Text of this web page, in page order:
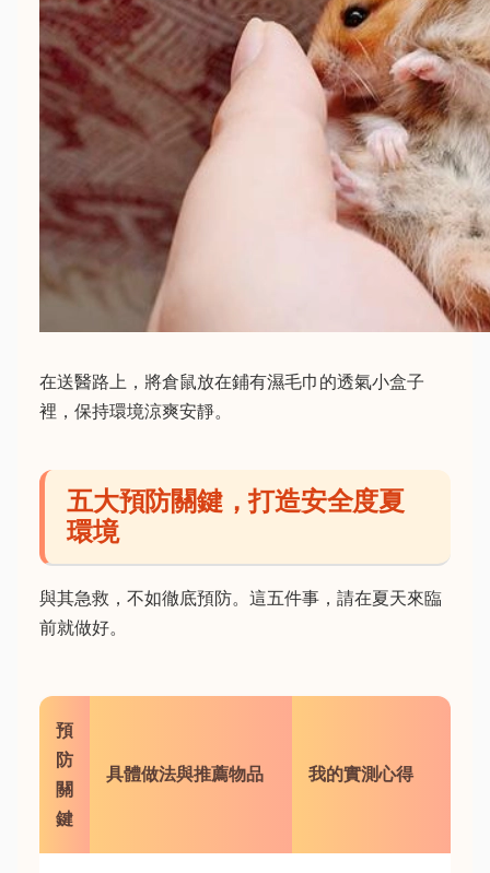
在送醫路上，將倉鼠放在鋪有濕毛巾的透氣小盒子
裡，保持環境涼爽安靜。
五大預防關鍵，打造安全度夏
環境
與其急救，不如徹底預防。這五件事，請在夏天來臨
前就做好。
預
防
關
鍵
具體做法與推薦物品 我的實測心得